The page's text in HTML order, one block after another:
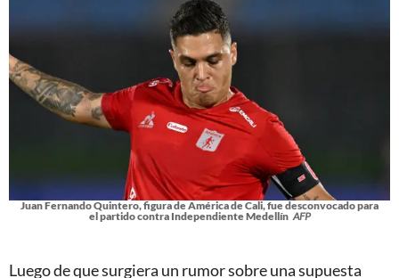
Juan Fernando Quintero, figura de América de Cali, fue desconvocado para
el partido contra Independiente Medellín AFP
Luego de que surgiera un rumor sobre una supuesta